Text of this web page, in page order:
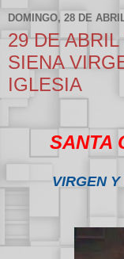
DOMINGO, 28 DE
29 DE
SIENA
IGLESIA
SANTA
VIRGEN